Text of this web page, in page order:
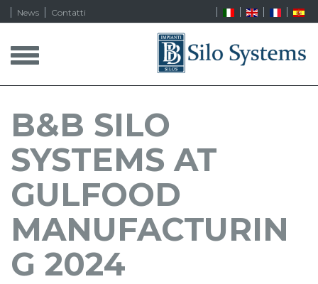
News Contatti
T
o
e
n
a
v
i
g
a
i
o
n
B&B SILO
SYSTEMS AT
GULFOOD
MANUFACTURIN
G 2024